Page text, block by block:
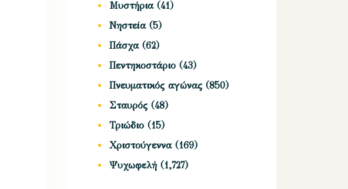
Μυστήρια(41)
Νηστεία(5)
Πάσχα(62)
Πεντηκοστάριο (43)
Πνευματικός αγώνας (850)
Σταυρός (48)
Τριώδιο (15)
Χριστούγεννα(169)
Ψυχωφελή (1,727)